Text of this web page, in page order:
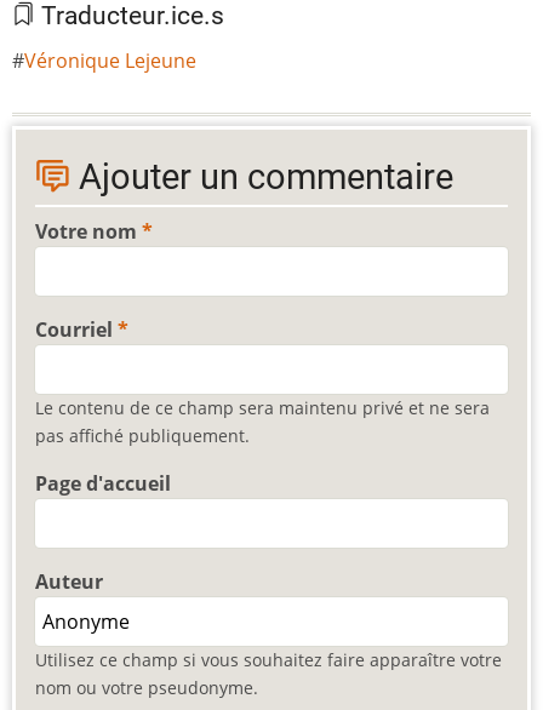
Traducteur.ice.s
Véronique Lejeune
Ajouter un commentaire
Votre nom
Courriel
Le contenu de ce champ sera maintenu privé et ne sera
pas affiché publiquement.
Page d'accueil
Auteur
Utilisez ce champ si vous souhaitez faire apparaître votre
nom ou votre pseudonyme.